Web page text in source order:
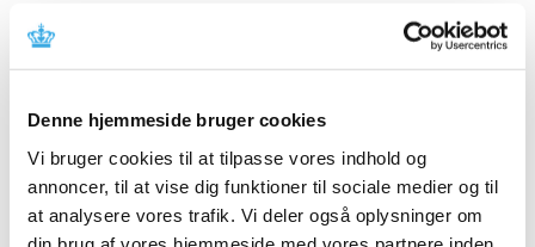
Denne hjemmeside bruger cookies
Vi bruger cookies til at tilpasse vores indhold og
annoncer, til at vise dig funktioner til sociale medier og til
at analysere vores trafik. Vi deler også oplysninger om
Rybelsus (oral semaglutid): Risiko for
medicineringsfejl i forbindelse med
introduktion af ny formulering med øget
14. august 2025
Rybelsus tabletter vil blive erstattet af en ny formulering
med øget biotilgængelighed, der er bioækvivalent med…